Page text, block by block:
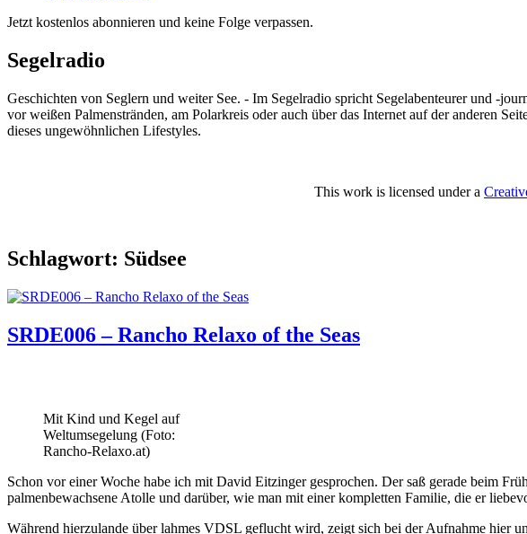
Jetzt kostenlos abonnieren und keine Folge verpassen.
Segelradio
Geschichten von Seglern und weiter See. - Im Segelradio spricht Segelabenteurer und -
vor weißen Palmenstränden, am Polarkreis oder auch über das Internet auf der anderen
dieses ungewöhnlichen Lifestyles.
This work is licensed under a
Schlagwort: Südsee
SRDE006 – Rancho Relaxo of the Seas
Mit Kind und Kegel auf
Weltumsegelung (Foto:
Rancho-Relaxo.at)
Schon vor einer Woche habe ich mit David Eitzinger gesprochen. Der saß gerade beim
palmenbewachsene Atolle und darüber, wie man mit einer kompletten Familie, die er
Während hierzulande über lahmes VDSL geflucht wird, zeigt sich bei der Aufnahme hier